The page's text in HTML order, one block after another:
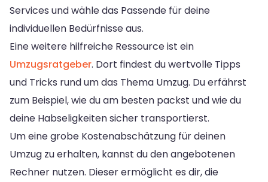
Services und wähle das Passende für deine
individuellen Bedürfnisse aus.
Eine weitere hilfreiche Ressource ist ein
Umzugsratgeber. Dort findest du wertvolle Tipps
und Tricks rund um das Thema Umzug. Du erfährst
zum Beispiel, wie du am besten packst und wie du
deine Habseligkeiten sicher transportierst.
Um eine grobe Kostenabschätzung für deinen
Umzug zu erhalten, kannst du den angebotenen
Rechner nutzen. Dieser ermöglicht es dir, die